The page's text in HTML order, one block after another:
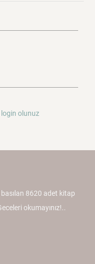
olunuz
8620 adet kitap
okumayınız!..